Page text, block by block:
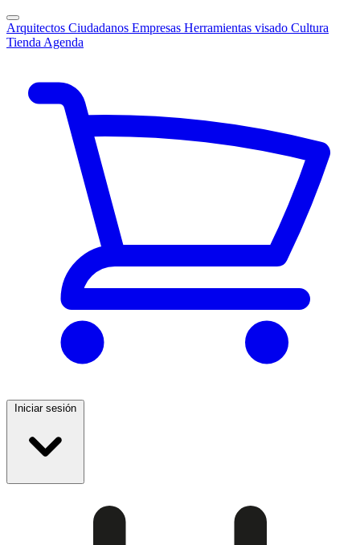
Arquitectos Ciudadanos Empresas Herramientas visado Cultura
Tienda Agenda
Iniciar sesión